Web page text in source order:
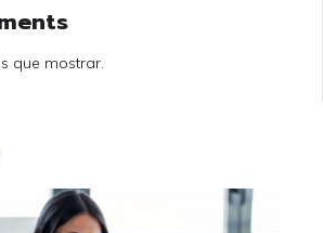
que mostrar.